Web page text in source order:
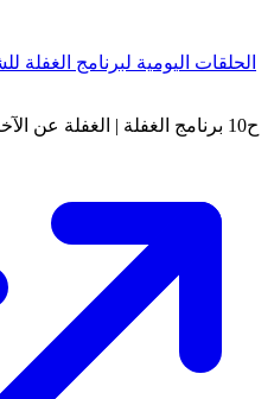
الحلقات اليومية لبرنامج
ح10 برنامج الغفلة | الغفلة